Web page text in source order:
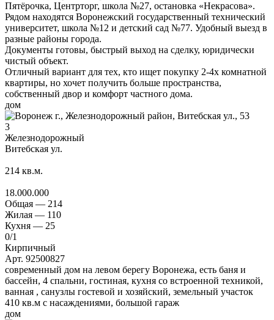
Пятёрочка, Центрторг, школа №27, остановка «Некрасова».
Рядом находятся Воронежский государственный технический
университет, школа №12 и детский сад №77. Удобный выезд в
разные районы города.
Документы готовы, быстрый выход на сделку, юридически
чистый объект.
Отличный вариант для тех, кто ищет покупку 2-4х комнатной
квартиры, но хочет получить больше пространства,
собственный двор и комфорт частного дома.
дом
3
Железнодорожный
Витебская ул.
214 кв.м.
18.000.000
Общая — 214
Жилая — 110
Кухня — 25
0/1
Кирпичный
Арт. 92500827
современный дом на левом берегу Воронежа, есть баня и
бассейн, 4 спальни, гостиная, кухня со встроенной техникой,
ванная , санузлы гостевой и хозяйский, земельный участок
410 кв.м с насаждениями, большой гараж
дом